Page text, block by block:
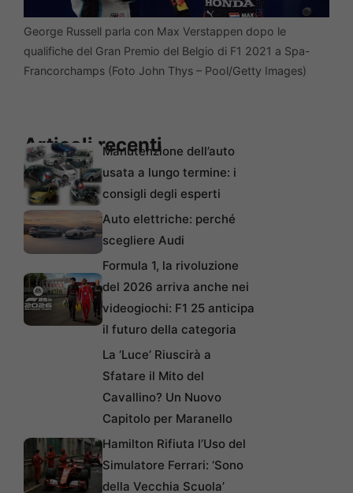
George Russell parla con Max Verstappen dopo le
qualifiche del Gran Premio del Belgio di F1 2021 a Spa-
Francorchamps (Foto John Thys – Pool/Getty Images)
Articoli recentiManutenzione dell’auto
usata a lungo termine: i
consigli degli esperti
Auto elettriche: perché
scegliere Audi
Formula 1, la rivoluzione
del 2026 arriva anche nei
videogiochi: F1 25 anticipa
il futuro della categoria
La ‘Luce’ Riuscirà a
Sfatare il Mito del
Cavallino? Un Nuovo
Capitolo per Maranello
Hamilton Rifiuta l’Uso del
Simulatore Ferrari: ‘Sono
della Vecchia Scuola’